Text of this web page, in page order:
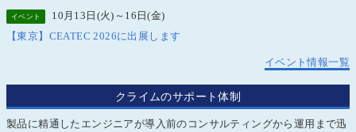
イベント
10月13日(火)～16日(金)
【東京】CEATEC 2026に出展します
イベント情報一覧
クライムのサポート体制
製品に精通したエンジニアが導入前のコンサルティングから運用まで迅